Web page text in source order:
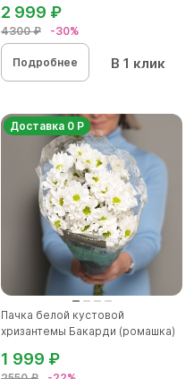
4300 ₽ -30%
2 999 ₽
Подробнее В 1 клик
Доставка 0 Р
Пачка белой кустовой
хризантемы Бакарди (ромашка)
1 999 ₽